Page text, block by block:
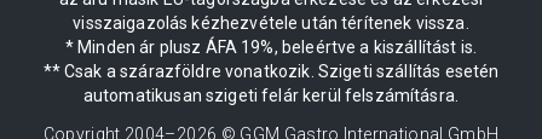
visszaigazolás kézhezvétele után térítenek vissza.
* Minden ár plusz ÁFA 19%, beleértve a kiszállítást is.
** Csak a szárazföldre vonatkozik. Szigeti szállítás esetén
automatikusan szigeti felár kerül felszámításra.
Copyright 2004–2026 © GGM Gastro International GmbH